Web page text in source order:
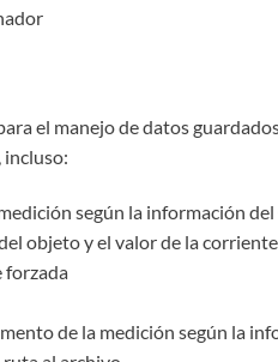
el manejo de datos
incluso:
según la información del
objeto y el valor de la
forzada
de la medición según la